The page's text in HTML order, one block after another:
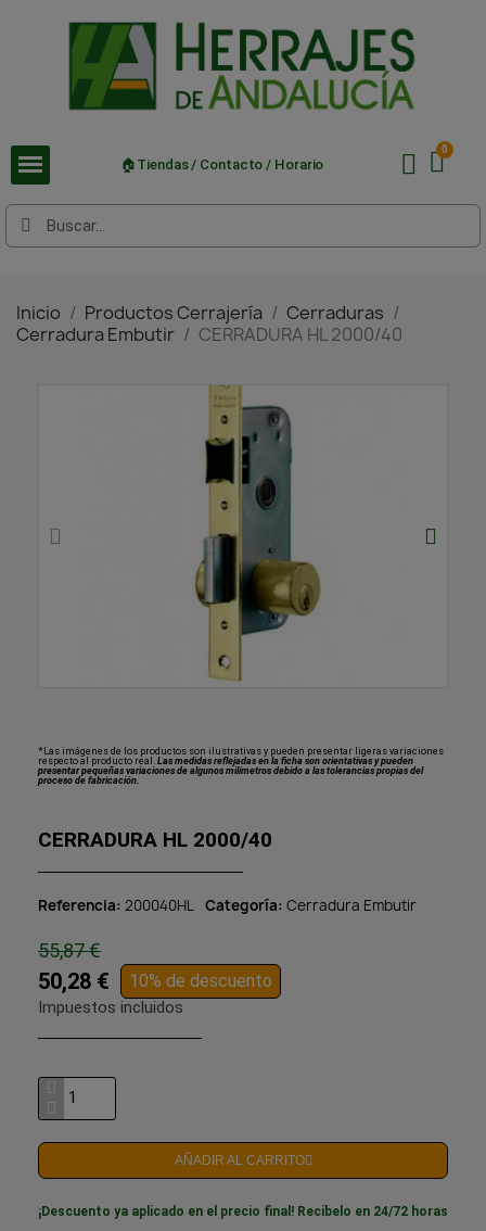
🏠Tiendas / Contacto / Horario
Inicio Productos Cerrajería
Cerraduras
Cerradura Embutir
CERRADURA HL 2000/40
*Las imágenes de los productos son ilustrativas y pueden presentar ligeras variaciones
respecto al producto real. Las medidas reflejadas en la ficha son orientativas y pueden
presentar pequeñas variaciones de algunos milímetros debido a las tolerancias propias del
proceso de fabricación.
CERRADURA HL 2000/40
Referencia 200040HL Categoría Cerradura Embutir
55,87 €
50,28 € 10% de descuento
Impuestos incluidos
AÑADIR AL CARRITO
¡Descuento ya aplicado en el precio final! Recíbelo en 24/72 horas